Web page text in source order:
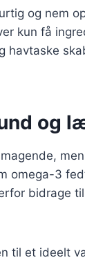
og nem
kun få
havtaske
og
omega-3
bidrage
til et ideelt